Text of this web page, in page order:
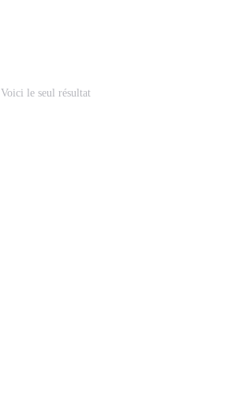
Voici le seul résultat